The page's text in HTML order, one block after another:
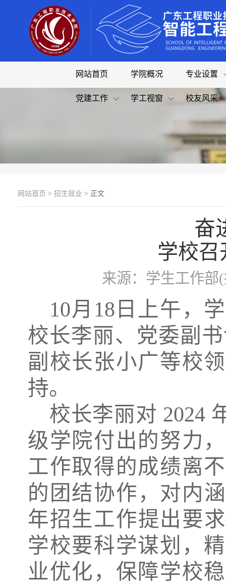
网站首页 学院概况 专业设置
党建工作 学工视窗 校友风采
网站首页 > 招生就业 > 正文
奋
学校召
来源：学生工作
10月18 日 上午，
校长李丽、党委副
副校长张小广等校
持。
校长李丽对 2024
级学院付出的努力
工作取得的成绩离
的团结协作，对内
年招生工作提出要
学校要科学谋划，
业优化，保障学校